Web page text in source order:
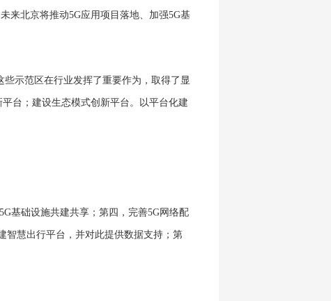
来北京将推动5G应用项目落地、加强5G基
示范区在行业发挥了重要作为，取得了显
台；建设生态模式创新平台。以平台化建
5G基础设施共建共享；第四，完善5G网络配
智慧出行平台，并对此提供数据支持；第